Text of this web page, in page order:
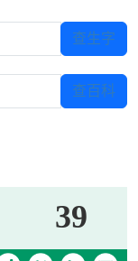
查生字
查百科